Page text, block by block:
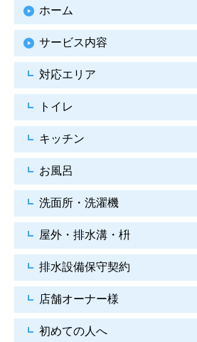
ホーム
サービス内容
対応エリア
トイレ
キッチン
お風呂
洗面所・洗濯機
屋外・排水溝・枡
排水設備保守契約
店舗オーナー様
初めての人へ